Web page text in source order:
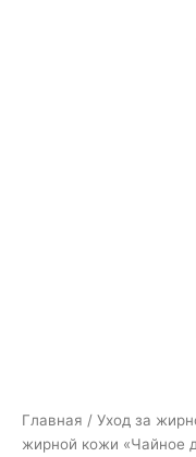
Главная / Уход за
жирной кожи «Чайное